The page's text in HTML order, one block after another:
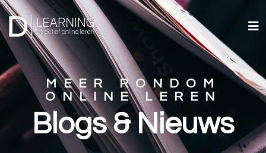
MEER RONDOM
ONLINE LEREN
Blogs & Nieuws